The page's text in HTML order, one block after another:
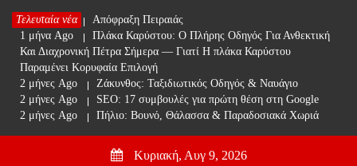
Skip
content
Τελευταία νέα
1 μήνα Ago
Απόφραξη Πειραιάς
1 μήνα Ago
Πλάκα Καρύστου: Ο Πλήρης Οδηγός Για Ανθεκτική
Και Διαχρονική Πέτρα Σήμερα — Γιατί Η πλάκα Καρύστου
Παραμένει Κορυφαία Επιλογή
2 μήνες Ago
Ζάκυνθος: Ταξιδιωτικός Οδηγός & Ναυάγιο
2 μήνες Ago
SEO: 17 συμβουλές για πρώτη θέση στη Google
2 μήνες Ago
Πήλιο: Βουνό, Θάλασσα & Παραδοσιακά Χωριά
Κυριακή, Αυγ 9, 2026